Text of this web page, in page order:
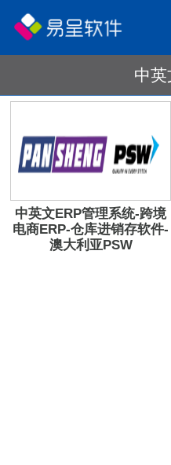
中英
中英文ERP管理系统-跨境
电商ERP-仓库进销存软件-
澳大利亚PSW